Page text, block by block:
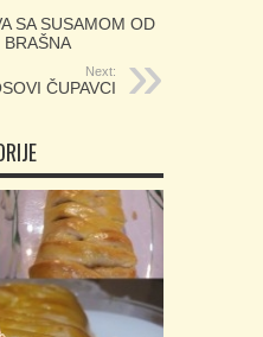
SA SUSAMOM OD
Next:
ČUPAVCI